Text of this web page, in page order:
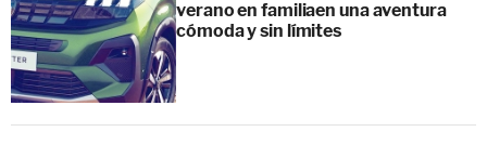
verano en familiaen una aventura
cómoda y sin límites